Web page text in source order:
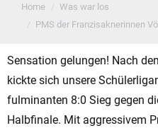
You are here:
Home
Was war los
PMS der Franzisaknerinnen
Sensation gelungen! Nach
kickte sich unsere
fulminanten 8:0 Sieg gegen
Halbfinale. Mit aggressivem